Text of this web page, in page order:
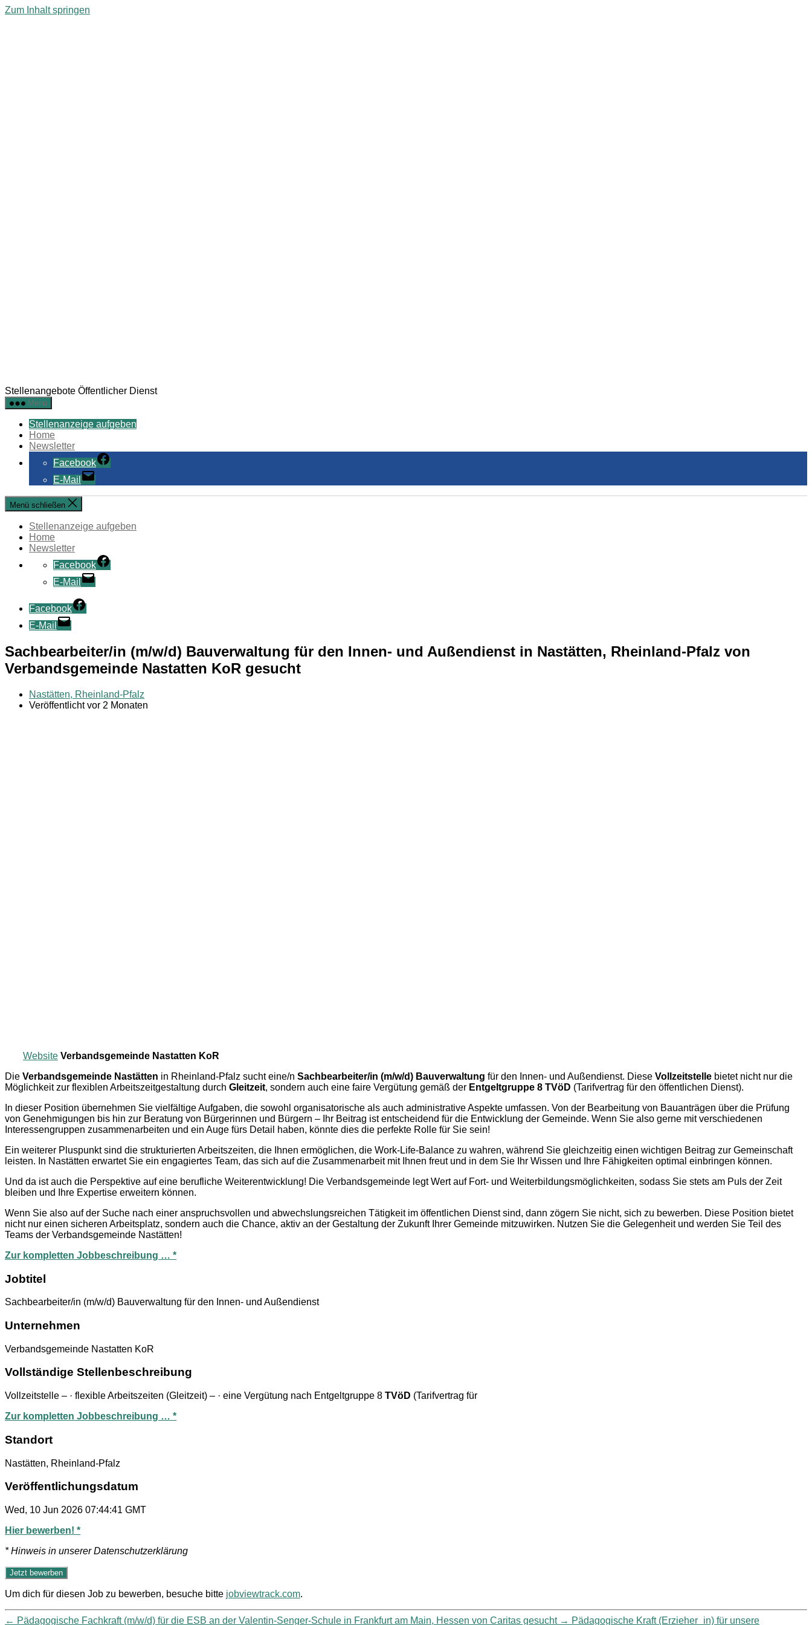
Zum Inhalt springen
Stellenangebote Öffentlicher Dienst
Menü
Stellenanzeige aufgeben
Home
Newsletter
Facebook
E-Mail
Menü schließen
Stellenanzeige aufgeben
Home
Newsletter
Facebook
E-Mail
Facebook
E-Mail
Sachbearbeiter/in (m/w/d) Bauverwaltung für den Innen- und Außendienst in Nastätten, Rheinland-Pfalz von
Verbandsgemeinde Nastatten KoR gesucht
Nastätten, Rheinland-Pfalz
Veröffentlicht vor 2 Monaten
Website Verbandsgemeinde Nastatten KoR
Die Verbandsgemeinde Nastätten in Rheinland-Pfalz sucht eine/n Sachbearbeiter/in (m/w/d) Bauverwaltung für den Innen- und Außendienst. Diese Vollzeitstelle bietet nicht nur die
Möglichkeit zur flexiblen Arbeitszeitgestaltung durch Gleitzeit, sondern auch eine faire Vergütung gemäß der Entgeltgruppe 8 TVöD (Tarifvertrag für den öffentlichen Dienst).
In dieser Position übernehmen Sie vielfältige Aufgaben, die sowohl organisatorische als auch administrative Aspekte umfassen. Von der Bearbeitung von Bauanträgen über die Prüfung
von Genehmigungen bis hin zur Beratung von Bürgerinnen und Bürgern – Ihr Beitrag ist entscheidend für die Entwicklung der Gemeinde. Wenn Sie also gerne mit verschiedenen
Interessengruppen zusammenarbeiten und ein Auge fürs Detail haben, könnte dies die perfekte Rolle für Sie sein!
Ein weiterer Pluspunkt sind die strukturierten Arbeitszeiten, die Ihnen ermöglichen, die Work-Life-Balance zu wahren, während Sie gleichzeitig einen wichtigen Beitrag zur Gemeinschaft
leisten. In Nastätten erwartet Sie ein engagiertes Team, das sich auf die Zusammenarbeit mit Ihnen freut und in dem Sie Ihr Wissen und Ihre Fähigkeiten optimal einbringen können.
Und da ist auch die Perspektive auf eine berufliche Weiterentwicklung! Die Verbandsgemeinde legt Wert auf Fort- und Weiterbildungsmöglichkeiten, sodass Sie stets am Puls der Zeit
bleiben und Ihre Expertise erweitern können.
Wenn Sie also auf der Suche nach einer anspruchsvollen und abwechslungsreichen Tätigkeit im öffentlichen Dienst sind, dann zögern Sie nicht, sich zu bewerben. Diese Position bietet
nicht nur einen sicheren Arbeitsplatz, sondern auch die Chance, aktiv an der Gestaltung der Zukunft Ihrer Gemeinde mitzuwirken. Nutzen Sie die Gelegenheit und werden Sie Teil des
Teams der Verbandsgemeinde Nastätten!
Zur kompletten Jobbeschreibung … *
Jobtitel
Sachbearbeiter/in (m/w/d) Bauverwaltung für den Innen- und Außendienst
Unternehmen
Verbandsgemeinde Nastatten KoR
Vollständige Stellenbeschreibung
Vollzeitstelle – · flexible Arbeitszeiten (Gleitzeit) – · eine Vergütung nach Entgeltgruppe 8 TVöD (Tarifvertrag für
Zur kompletten Jobbeschreibung … *
Standort
Nastätten, Rheinland-Pfalz
Veröffentlichungsdatum
Wed, 10 Jun 2026 07:44:41 GMT
Hier bewerben! *
* Hinweis in unserer Datenschutzerklärung
Um dich für diesen Job zu bewerben, besuche bitte jobviewtrack.com.
← Pädagogische Fachkraft (m/w/d) für die ESB an der Valentin-Senger-Schule in Frankfurt am Main, Hessen von Caritas gesucht → Pädagogische Kraft (Erzieher_in) für unsere